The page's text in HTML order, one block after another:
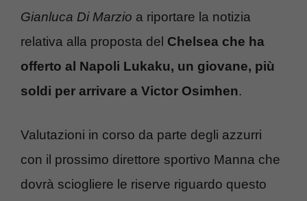
Gianluca Di Marzio a riportare la notizia
relativa alla proposta del Chelsea che ha
offerto al Napoli Lukaku, un giovane, più
soldi per arrivare a Victor Osimhen.
Valutazioni in corso da parte degli azzurri
con il prossimo direttore sportivo Manna che
dovrà sciogliere le riserve riguardo questo